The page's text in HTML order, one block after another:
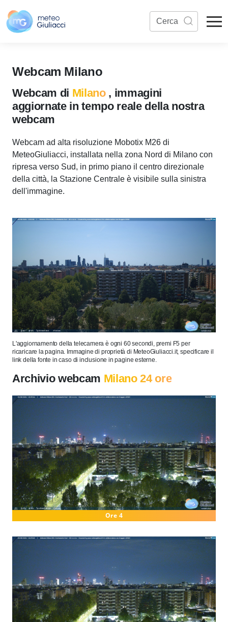
Webcam Milano
Webcam di Milano , immagini
aggiornate in tempo reale della nostra
webcam
Webcam ad alta risoluzione Mobotix M26 di
MeteoGiuliacci, installata nella zona Nord di Milano con
ripresa verso Sud, in primo piano il centro direzionale
della città, la Stazione Centrale è visibile sulla sinistra
dell'immagine.
L'aggiornamento della telecamera è ogni 60 secondi, premi F5 per
ricaricare la pagina. Immagine di proprietà di MeteoGiuliacci.it, specificare il
link della fonte in caso di inclusione in pagine esterne.
Archivio webcam Milano 24 ore
Ore 4